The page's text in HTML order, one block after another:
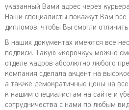
указанный Вами адрес через
Наши специалисты покажут Вам все
дипломов, чтобы Вы смогли
В наших документах имеются все
подписи. Такую «корочку» можно
отделе кадров абсолютно любого
компания сделала акцент на
а также демократичные цены на
к нашим специалистам на сайте и
сотрудничества с нами по любым